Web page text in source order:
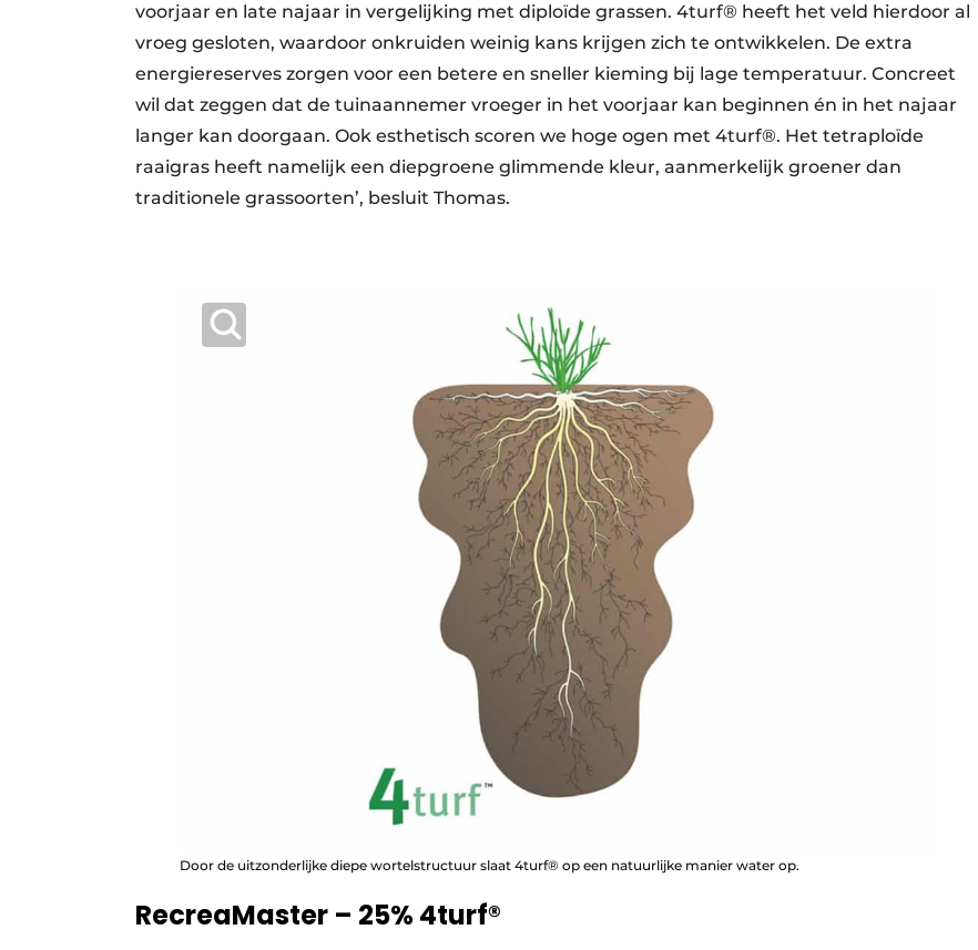
voorjaar en late najaar in vergelijking met diploïde grassen. 4turf® heeft het veld hierdoor al
vroeg gesloten, waardoor onkruiden weinig kans krijgen zich te ontwikkelen. De extra
energiereserves zorgen voor een betere en sneller kieming bij lage temperatuur. Concreet
wil dat zeggen dat de tuinaannemer vroeger in het voorjaar kan beginnen én in het najaar
langer kan doorgaan. Ook esthetisch scoren we hoge ogen met 4turf®. Het tetraploïde
raaigras heeft namelijk een diepgroene glimmende kleur, aanmerkelijk groener dan
traditionele grassoorten’, besluit Thomas.
Door de uitzonderlijke diepe wortelstructuur slaat 4turf® op een natuurlijke manier water op.
RecreaMaster – 25% 4turf®